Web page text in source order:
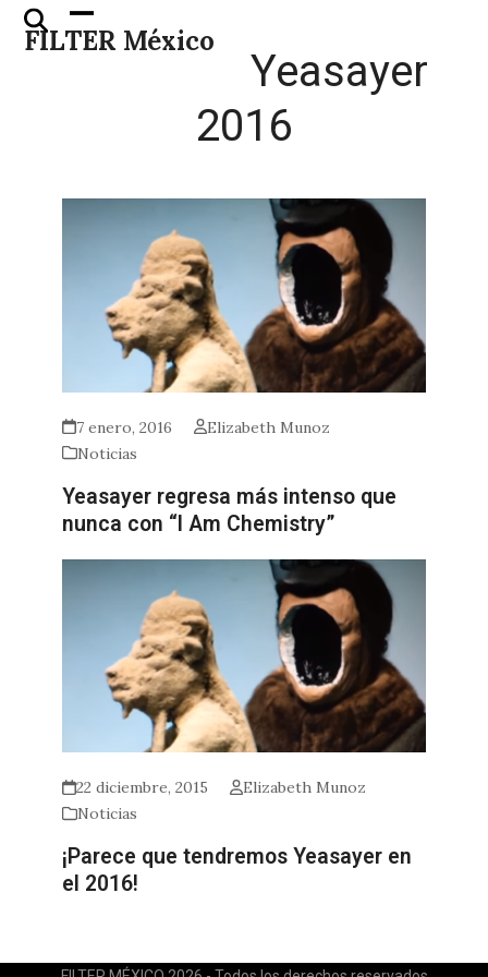
Skip
FILTER México
Open
mobile
Close
mobile
Yeasayer
2016
7 enero, 2016
Elizabeth Munoz
Noticias
Yeasayer regresa más intenso que
nunca con “I Am Chemistry”
22 diciembre, 2015
Elizabeth Munoz
Noticias
¡Parece que tendremos Yeasayer en
el 2016!